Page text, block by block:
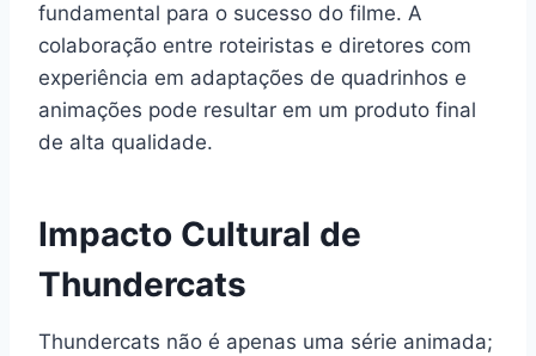
fundamental para o sucesso do filme. A
colaboração entre roteiristas e diretores com
experiência em adaptações de quadrinhos e
animações pode resultar em um produto final
de alta qualidade.
Impacto Cultural de
Thundercats
Thundercats não é apenas uma série animada;